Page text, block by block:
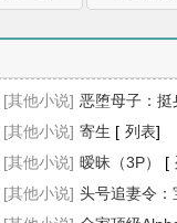
[其他小说] 恶堕母子：挺
[ 列表
[其他小说] 寄生 [ 列表]
[其他小说] 暧昧（3P） [
[其他小说] 头号追妻令：